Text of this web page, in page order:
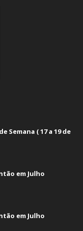
Semana ( 17 a 19 de
em Julho
em Julho